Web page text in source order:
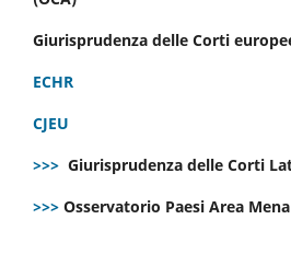
Giurisprudenza delle Corti
ECHR
CJEU
>>> Giurisprudenza delle Corti
>>> Osservatorio Paesi Area Mena